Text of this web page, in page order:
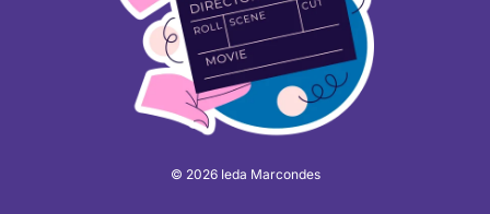
© 2026 Ieda Marcondes